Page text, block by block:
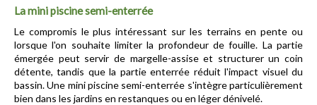
La mini piscine semi-enterrée
Le compromis le plus intéressant sur les terrains en pente ou
lorsque l'on souhaite limiter la profondeur de fouille. La partie
émergée peut servir de margelle-assise et structurer un coin
détente, tandis que la partie enterrée réduit l'impact visuel du
bassin. Une mini piscine semi-enterrée s'intègre particulièrement
bien dans les jardins en restanques ou en léger dénivelé.